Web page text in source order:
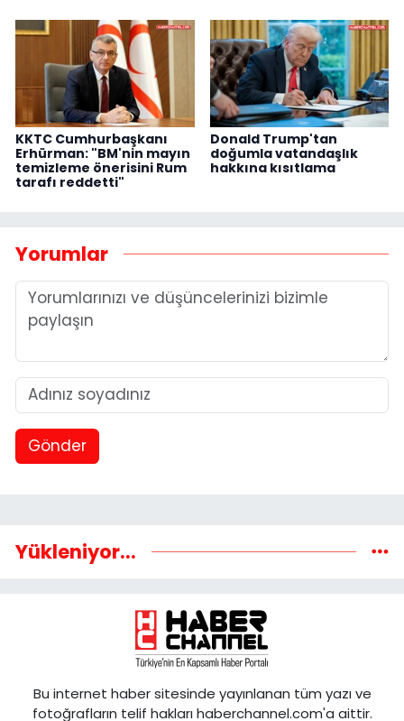
KKTC Cumhurbaşkanı
Erhürman: "BM'nin mayın
temizleme önerisini Rum
tarafı reddetti"
Donald Trump'tan
doğumla vatandaşlık
hakkına kısıtlama
Yorumlar
Gönder
Yükleniyor...
Bu internet haber sitesinde yayınlanan tüm yazı ve
fotoğrafların telif hakları haberchannel.com'a aittir.